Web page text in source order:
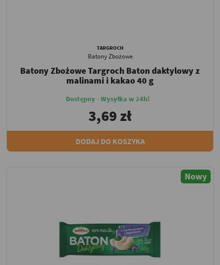
TARGROCH
Batony Zbożowe
Batony Zbożowe Targroch Baton daktylowy z
malinami i kakao 40 g
Dostępny - Wysyłka w 24h!
3,69 zł
DODAJ DO KOSZYKA
Nowy